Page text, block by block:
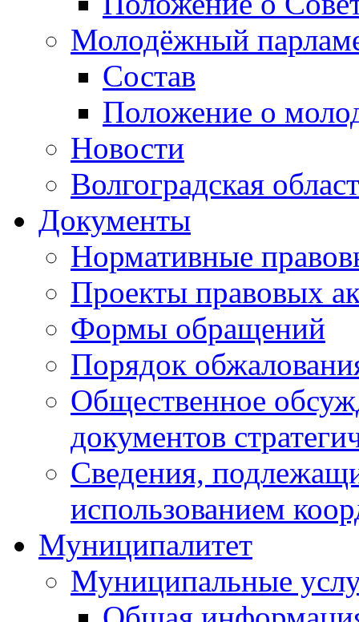
Молодёжный
Состав
Положение о
Новости
Волгоградская
Документы
Нормативные
Проекты правовых
Формы обращений
Порядок
Общественное
документов
Сведения,
использованием
Муниципалитет
Муниципальные